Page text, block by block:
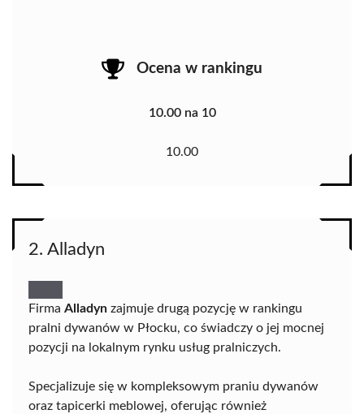
Ocena w rankingu
10.00 na 10
10.00
2. Alladyn
Firma Alladyn zajmuje drugą pozycję w rankingu
pralni dywanów w Płocku, co świadczy o jej mocnej
pozycji na lokalnym rynku usług pralniczych.
Specjalizuje się w kompleksowym praniu dywanów
oraz tapicerki meblowej, oferując również